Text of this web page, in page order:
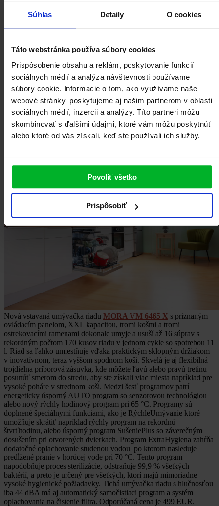
Súhlas Detaily O cookies
Táto webstránka používa súbory cookies
Prispôsobenie obsahu a reklám, poskytovanie funkcií
sociálnych médií a analýza návštevnosti používame
súbory cookie. Informácie o tom, ako využívame naše
webové stránky, poskytujeme aj našim partnerom v oblasti
sociálnych médií, inzercii a analýzy. Títo partneri môžu
skombinovať s ďalšími údajmi, ktoré vám môžu poskytnúť
alebo ktoré od vás získali, keď ste používali ich služby.
Povoliť všetko
Prispôsobiť
riadu s kapacitou 14 súprav riadu môžete za rok bežnej prevádzky
ušetriť veľa času, energie a ďalších cenných 330 litrov vody.
prívodu teplej vody (maximálne 70 °C) pomocou špeciálnej hadice,
ktorá odolá vysokým teplotám – umývačka totiž spotrebuje najviac
energie na ohrev vody. V neposlednom rade vám k úspore pomôže
aj automatické sušenie pri otvorených dvierkach umývačky. Ak
vyberiete príslušnú funkciu, dvierka sa na konci fázy sušenia
automaticky otvoria, aby mohla uniknúť para a cyklus sušenia bol
efektívnejší a energeticky úspornejší.
Nová pokročilá vstavaná umývačkaMORA VM6465 X s
panelom
Nová vstavaná umývačka riadu MORA VM 6465 X s priznaným
ovládacím panelom, XXL kapacitou, tromi košmi a tromi
ostrekovacími ramenami dokonale umyje a usuší až 16 súprav s
rekordným počtom 170 kusov riadu v jednom cykle so spotrebou 11
l. Riad sa ľahko umiestňuje vďaka praktickým sklopným držiakom
v inovatívnom, teraz vyššom spodnom koši. Skvelá je aj flexibilná
trojdielna príborová zásuvka, kde môžete ľavú alebo pravú tretinu
posunúť smerom do stredu, aby ste získali viac miesta napríklad pre
vysoké poháre v strednom koši. Medzi šesť programov patrí
energeticky úsporný AUTO program so senzorovou technológiou
alebo nový rýchly hodinový program pri 65 °C. Programy sú
doplnené špeciálnymi funkciami, ako je RýchleUmývanie ktoré
umožňuje skrátiť napríklad rýchly program na rekordnú
štvrťhodinu, alebo úsporný program SušeniePlus so záverečným
dosušením pri otvorených dvierkach. Program ExtraHygiena zahŕňa
dodatočné oplachovanie studenou vodou, po ktorom nasleduje
predĺžené pranie v horúcej vode pri 70 °C. Tento program
napodobňuje proces sterilizácie, odstraňuje 99,9 % všetkých
baktérií, a preto je určený pre všetkých, ktorí majú mimoriadne
vysoké hygienické požiadavky. Tichá umývačka riadu s hlučnosťou
iba 44 dBA má aj automatický samočistiaci program a systém
oplachovania na čistenie filtra. Odporúčaná cena je 499 EUR.